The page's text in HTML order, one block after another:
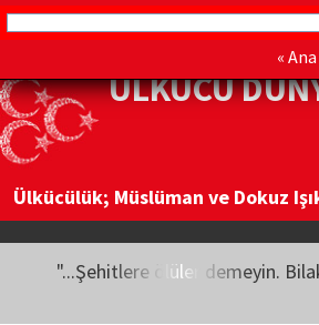
«
ÜLKÜCÜ
Ülkücülük; Müslüman ve Dokuz
"...Şehitlere ölüler demeyin.